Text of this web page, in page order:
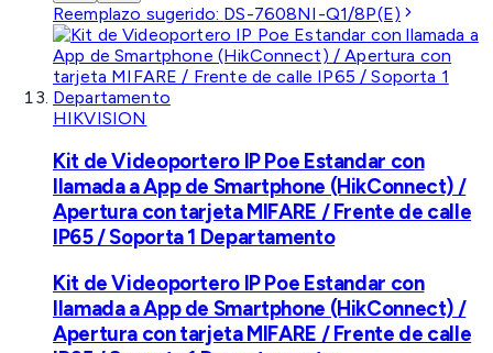
Reemplazo sugerido: DS-7608NI-Q1/8P(E)
HIKVISION
Kit de Videoportero IP Poe Estandar con
llamada a App de Smartphone (HikConnect) /
Apertura con tarjeta MIFARE / Frente de calle
IP65 / Soporta 1 Departamento
Kit de Videoportero IP Poe Estandar con
llamada a App de Smartphone (HikConnect) /
Apertura con tarjeta MIFARE / Frente de calle